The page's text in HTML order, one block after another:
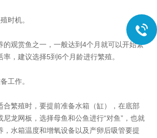
时机。
观赏鱼之一，一般达到4个月就可以开始繁
，建议选择5到6个月龄进行繁殖。
工作。
繁殖时，要提前准备水箱（缸），在底部
尼龙网板，选择母鱼和公鱼进行“对鱼”，也就
，水箱温度和增氧设备以及产卵后吸管要提